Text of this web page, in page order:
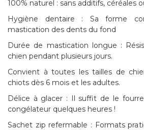
100% naturel : sans additifs, céréales
Hygiène dentaire : Sa forme
mastication des dents du fond
Durée de mastication longue :
chien pendant plusieurs jours.
Convient à toutes les tailles de
chiots dès 6 mois et les adultes.
Délice à glacer : Il suffit de le
congélateur quelques heures !
Sachet zip refermable : Formats